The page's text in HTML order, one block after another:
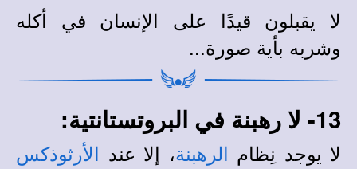
لا يقبلون قيدًا على الإنسان في أكله
وشربه بأية صورة...
13- لا رهبنة في البروتستانتية:
لا يوجد نِظام الرهبنة، إلا عند الأرثوذكس